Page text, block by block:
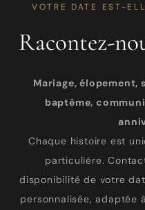
VOTRE DATE EST-
Racontez-
Mariage, élopement,
baptême,
Chaque histoire est
particulière.
disponibilité de votre
personnalisée, adaptée